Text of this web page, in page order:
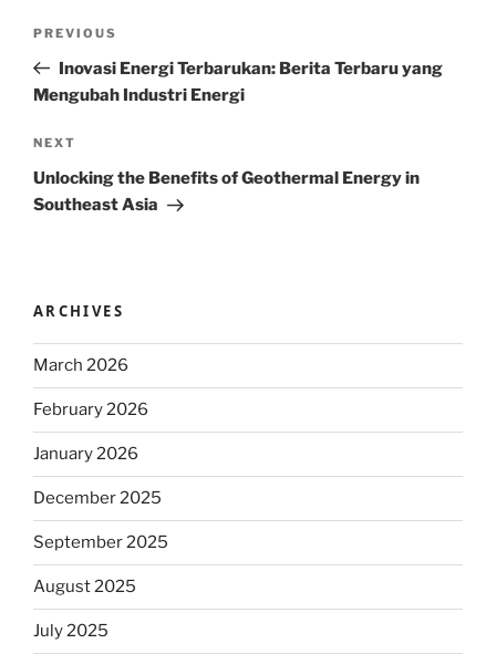
Previous
Post
PREVIOUS
Inovasi Energi Terbarukan: Berita Terbaru yang
Mengubah Industri Energi
Next
Post
NEXT
Unlocking the Benefits of Geothermal Energy in
Southeast Asia
ARCHIVES
March 2026
February 2026
January 2026
December 2025
September 2025
August 2025
July 2025